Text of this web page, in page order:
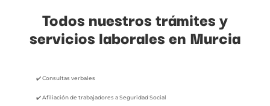
Todos nuestros trámites y
servicios laborales en Murcia
✔️ Consultas verbales
✔️ Afiliación de trabajadores a Seguridad Social